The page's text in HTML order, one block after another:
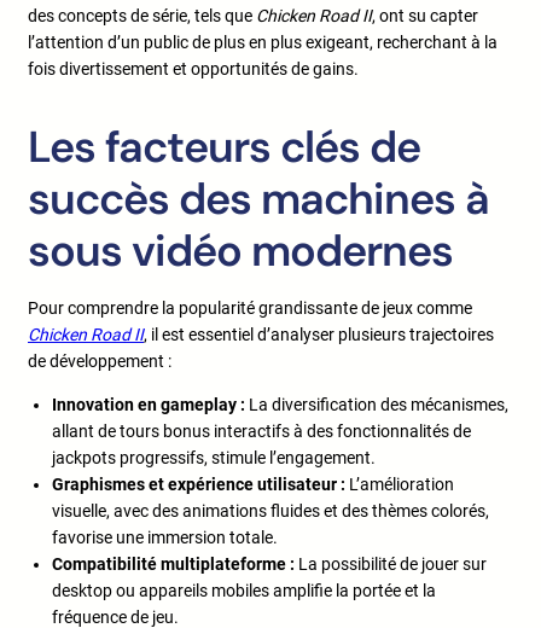
des concepts de série, tels que Chicken Road II, ont su capter
l’attention d’un public de plus en plus exigeant, recherchant à la
fois divertissement et opportunités de gains.
Les facteurs clés de
succès des machines à
sous vidéo modernes
Pour comprendre la popularité grandissante de jeux comme
Chicken Road II, il est essentiel d’analyser plusieurs trajectoires
de développement :
Innovation en gameplay : La diversification des mécanismes,
allant de tours bonus interactifs à des fonctionnalités de
jackpots progressifs, stimule l’engagement.
Graphismes et expérience utilisateur : L’amélioration
visuelle, avec des animations fluides et des thèmes colorés,
favorise une immersion totale.
Compatibilité multiplateforme : La possibilité de jouer sur
desktop ou appareils mobiles amplifie la portée et la
fréquence de jeu.